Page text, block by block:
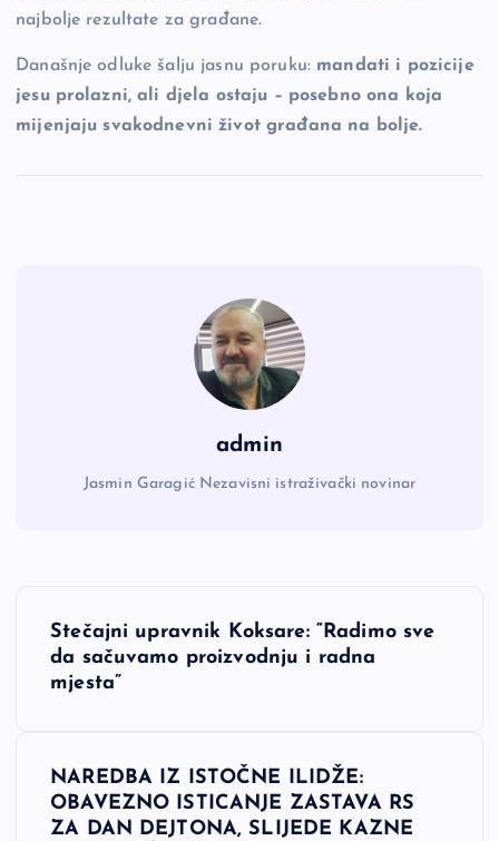
najbolje rezultate za građane.
Današnje odluke šalju jasnu poruku: mandati i pozicije
jesu prolazni, ali djela ostaju – posebno ona koja
mijenjaju svakodnevni život građana na bolje.
admin
Jasmin Garagić Nezavisni istraživački novinar
NStečajni upravnik Koksare: “Radimo sve
da sačuvamo proizvodnju i radna
mjesta”
NAREDBA IZ ISTOČNE ILIDŽE:
OBAVEZNO ISTICANJE ZASTAVA RS
ZA DAN DEJTONA, SLIJEDE KAZNE